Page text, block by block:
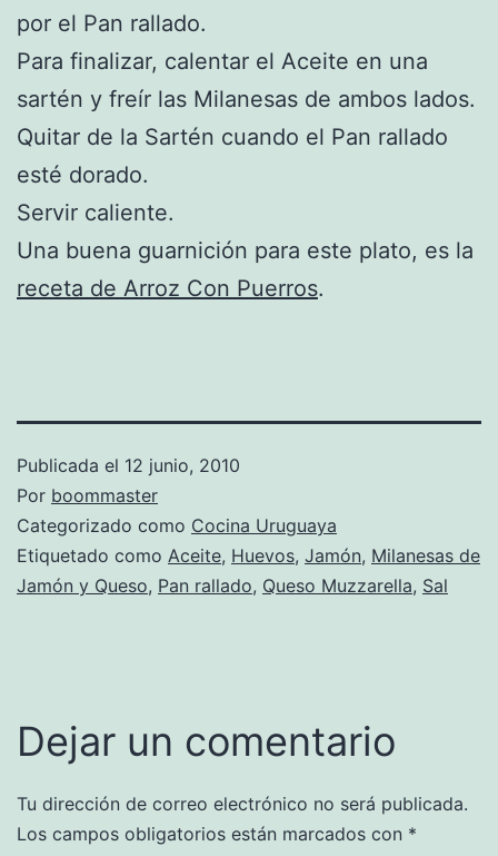
por el Pan rallado.
Para finalizar, calentar el Aceite en una
sartén y freír las Milanesas de ambos lados.
Quitar de la Sartén cuando el Pan rallado
esté dorado.
Servir caliente.
Una buena guarnición para este plato, es la
receta de Arroz Con Puerros.
Publicada el 12 junio, 2010
Por boommaster
Categorizado como Cocina Uruguaya
Etiquetado como Aceite, Huevos, Jamón, Milanesas de
Jamón y Queso, Pan rallado, Queso Muzzarella, Sal
Dejar un comentario
Tu dirección de correo electrónico no será publicada.
Los campos obligatorios están marcados con *